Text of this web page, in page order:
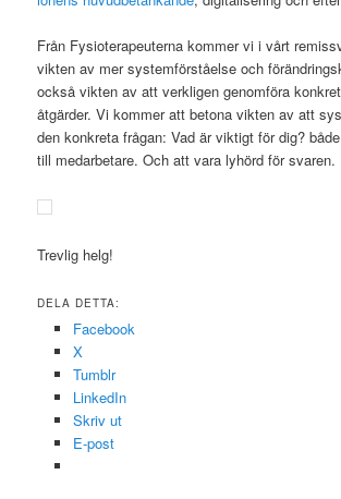
Från Fysioterapeuterna kommer vi i vårt
vikten av mer systemförståelse och
också vikten av att verkligen genomföra
åtgärder. Vi kommer att betona vikten av att
den konkreta frågan: Vad är viktigt för dig?
till medarbetare. Och att vara lyhörd för svaren.
Trevlig helg!
DELA DETTA:
Facebook
X
Tumblr
LinkedIn
Skriv ut
E-post